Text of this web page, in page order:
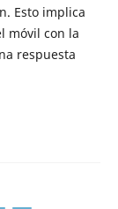
Esto implica
móvil con la
respuesta